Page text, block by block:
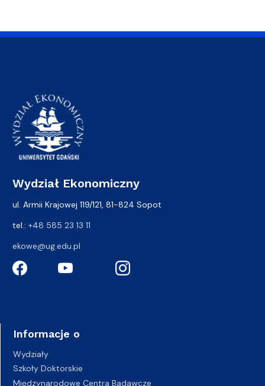
Wydział Ekonomiczny
ul. Armii Krajowej 119/121, 81-824 Sopot
tel.: +48 585 23 13 11
ekowe@ug.edu.pl
Informacje o
Wydziały
Szkoły Doktorskie
Międzynarodowe Centra Badawcze